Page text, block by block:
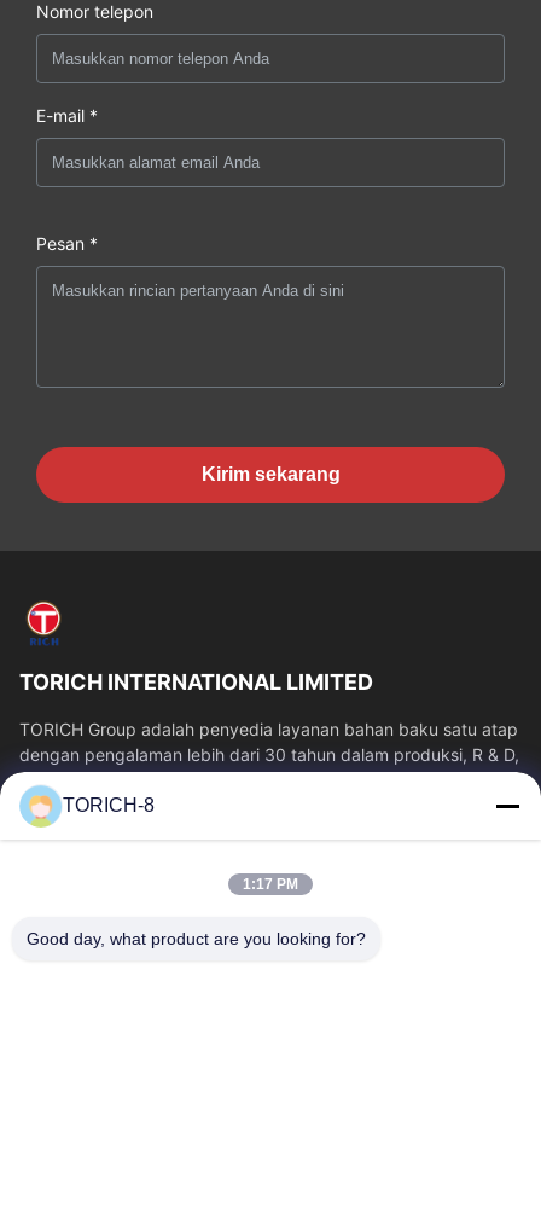
Nomor telepon
E-mail *
Pesan *
Kirim sekarang
TORICH INTERNATIONAL LIMITED
TORICH Group adalah penyedia layanan bahan baku satu atap
dengan pengalaman lebih dari 30 tahun dalam produksi, R & D,
perdagangan, penyimpanan,...
Tautan Cepat
Tentang Kita
Wisata Pabrik
Kontrol Kualitas
TORICH-8
1:17 PM
Good day, what product are you looking for?